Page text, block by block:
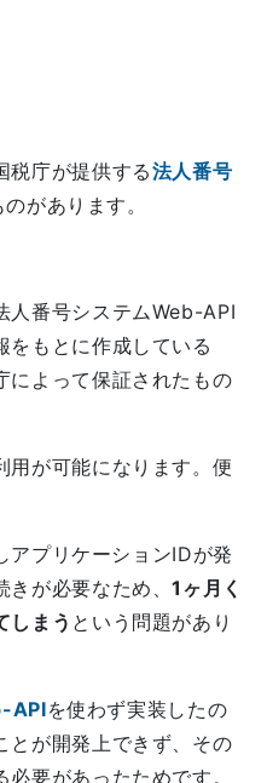
税庁が提供する法人番号
があります。
人番号システムWeb-API
をもとに作成している
によって保証されたもの
用が可能になります。便
アプリケーションIDが発
きが必要なため、1ヶ月く
しまう という問題があり
APIを使わず実装したの
とが開発上できず、その
要があったためです。